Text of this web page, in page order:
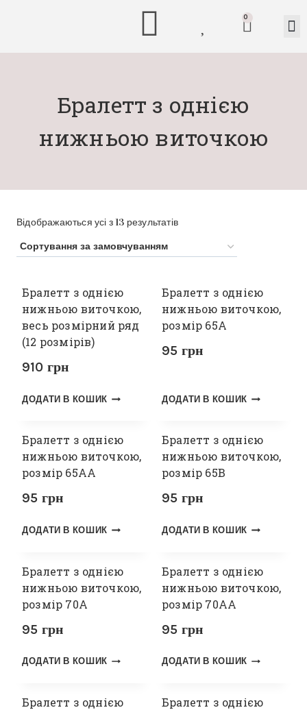
0
Бралетт з однією
нижньою виточкою
Відображаються усі з 13 результатів
Бралетт з однією
нижньою виточкою,
весь розмірний ряд
(12 розмірів)
910 грн
ДОДАТИ В КОШИК
Бралетт з однією
нижньою виточкою,
розмір 65А
95 грн
ДОДАТИ В КОШИК
Бралетт з однією
нижньою виточкою,
розмір 65АА
95 грн
ДОДАТИ В КОШИК
Бралетт з однією
нижньою виточкою,
розмір 65В
95 грн
ДОДАТИ В КОШИК
Бралетт з однією
нижньою виточкою,
розмір 70А
95 грн
ДОДАТИ В КОШИК
Бралетт з однією
нижньою виточкою,
розмір 70АА
95 грн
ДОДАТИ В КОШИК
Бралетт з однією
Бралетт з однією